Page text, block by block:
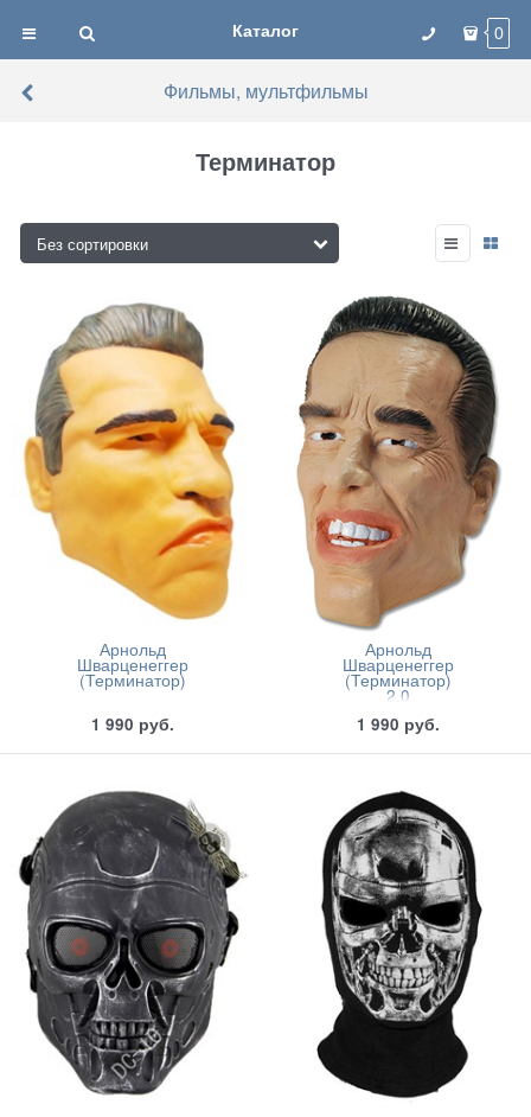
Каталог 0
Фильмы, мультфильмы
Терминатор
Арнольд
Шварценеггер
(Терминатор)
1 990 руб.
Арнольд
Шварценеггер
(Терминатор)
2.0
1 990 руб.